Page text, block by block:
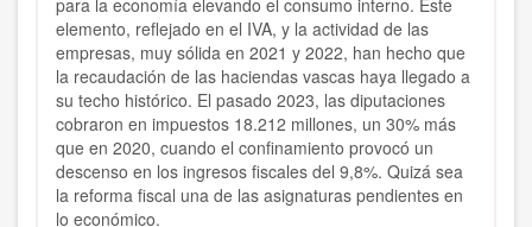
para la economía elevando el consumo interno. Este
elemento, reflejado en el IVA, y la actividad de las
empresas, muy sólida en 2021 y 2022, han hecho que
la recaudación de las haciendas vascas haya llegado a
su techo histórico. El pasado 2023, las diputaciones
cobraron en impuestos 18.212 millones, un 30% más
que en 2020, cuando el confinamiento provocó un
descenso en los ingresos fiscales del 9,8%. Quizá sea
la reforma fiscal una de las asignaturas pendientes en
lo económico.